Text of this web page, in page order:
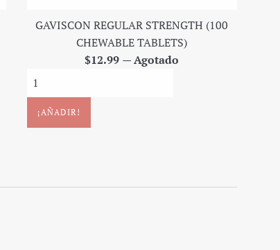
GAVISCON REGULAR STRENGTH (100
CHEWABLE TABLETS)
Precio
$12.99 —Agotado